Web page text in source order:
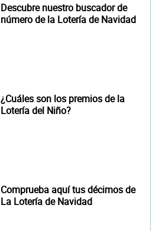
Descubre nuestro buscador de
número de la Lotería de Navidad
¿Cuáles son los premios de la
Lotería del Niño?
Comprueba aquí tus décimos de
La Lotería de Navidad